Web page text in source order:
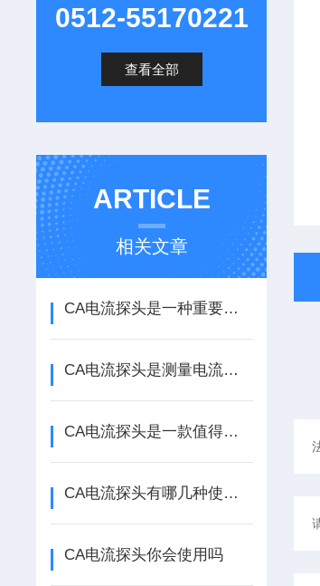
0512-55170221
查看全部
ARTICLE
相关文章
CA电流探头是一种重要的电子测量工具
CA电流探头是测量电流的重要工具
CA电流探头是一款值得使用的电子设备
CA电流探头有哪几种使用方法
CA电流探头你会使用吗